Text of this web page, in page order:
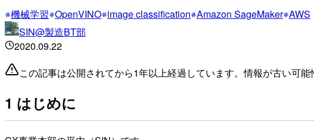
機械学習 OpenVINO image classification Amazon SageMaker AWS
SIN@製造BT部
2020.09.22
この記事は公開されてから1年以上経過しています。情報が古い可能
1 はじめに